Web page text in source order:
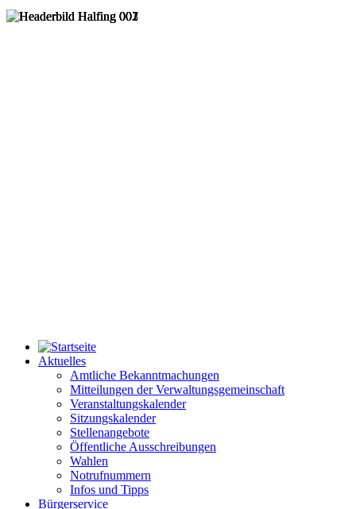
Aktuelles
Amtliche Bekanntmachungen
Mitteilungen der Verwaltungsgemeinschaft
Veranstaltungskalender
Sitzungskalender
Stellenangebote
Öffentliche Ausschreibungen
Wahlen
Notrufnummern
Infos und Tipps
Bürgerservice